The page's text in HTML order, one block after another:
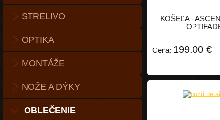
STRELIVO
OPTIKA
MONTÁŽE
NOŽE A DÝKY
OBLEČENIE
KOŠEĽA -
Cena: 199.00 €